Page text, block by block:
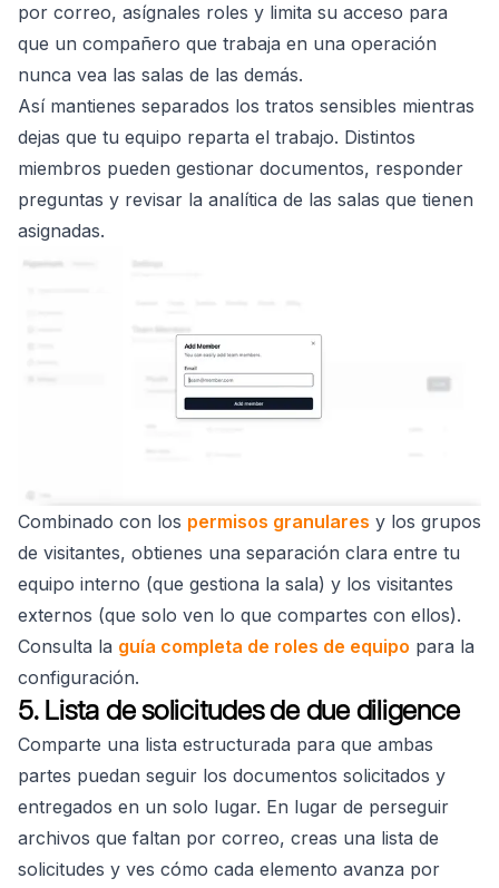
por correo, asígnales roles y limita su acceso para
que un compañero que trabaja en una operación
nunca vea las salas de las demás.
Así mantienes separados los tratos sensibles mientras
dejas que tu equipo reparta el trabajo. Distintos
miembros pueden gestionar documentos, responder
preguntas y revisar la analítica de las salas que tienen
asignadas.
Combinado con los permisos granulares y los grupos
de visitantes, obtienes una separación clara entre tu
equipo interno (que gestiona la sala) y los visitantes
externos (que solo ven lo que compartes con ellos).
Consulta la guía completa de roles de equipo para la
configuración.
5. Lista de solicitudes de due diligence
Comparte una lista estructurada para que ambas
partes puedan seguir los documentos solicitados y
entregados en un solo lugar. En lugar de perseguir
archivos que faltan por correo, creas una lista de
solicitudes y ves cómo cada elemento avanza por